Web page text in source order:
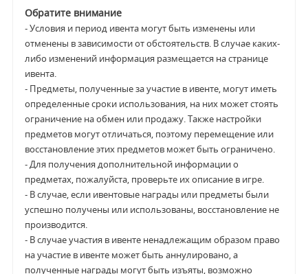
Обратите внимание
- Условия и период ивента могут быть изменены или
отменены в зависимости от обстоятельств. В случае каких-
либо изменений информация размещается на странице
ивента.
- Предметы, полученные за участие в ивенте, могут иметь
определенные сроки использования, на них может стоять
ограничение на обмен или продажу. Также настройки
предметов могут отличаться, поэтому перемещение или
восстановление этих предметов может быть ограничено.
- Для получения дополнительной информации о
предметах, пожалуйста, проверьте их описание в игре.
- В случае, если ивентовые награды или предметы были
успешно получены или использованы, восстановление не
производится.
- В случае участия в ивенте ненадлежащим образом право
на участие в ивенте может быть аннулировано, а
полученные награды могут быть изъяты, возможно